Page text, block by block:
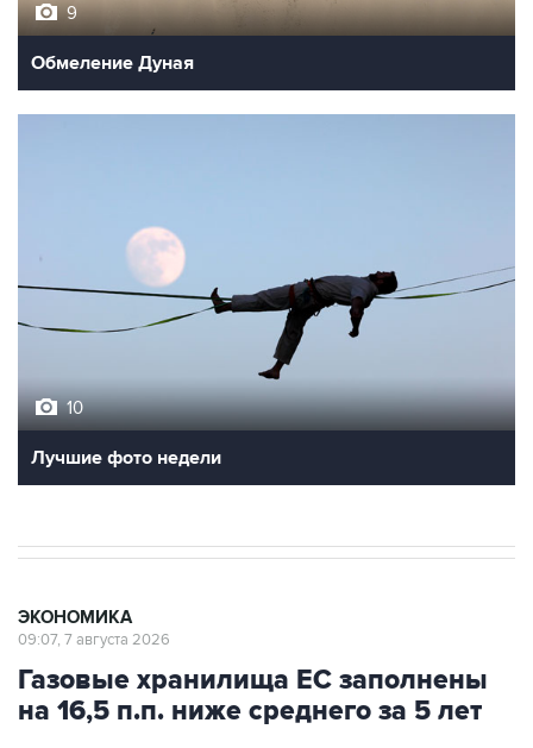
9
Обмеление Дуная
10
Лучшие фото недели
ЭКОНОМИКА
09:07, 7 августа 2026
Газовые хранилища ЕС заполнены
на 16,5 п.п. ниже среднего за 5 лет